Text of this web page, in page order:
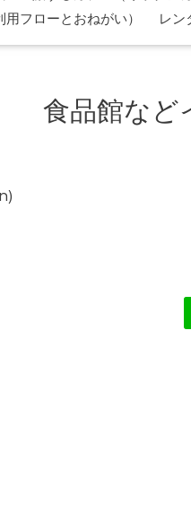
フローとおねがい）
レン
食品館など